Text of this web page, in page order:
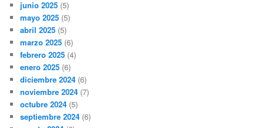
junio 2025 (5)
mayo 2025 (5)
abril 2025 (5)
marzo 2025 (6)
febrero 2025 (4)
enero 2025 (6)
diciembre 2024 (6)
noviembre 2024 (7)
octubre 2024 (5)
septiembre 2024 (6)